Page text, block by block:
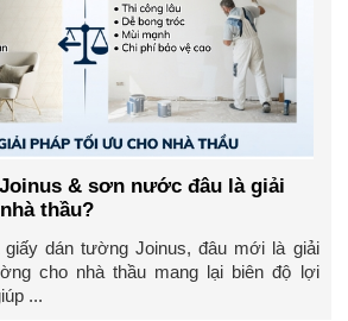
& sơn nước đâu là giải
thầu?
dán tường Joinus, đâu mới là giải
cho nhà thầu mang lại biên độ lợi
...